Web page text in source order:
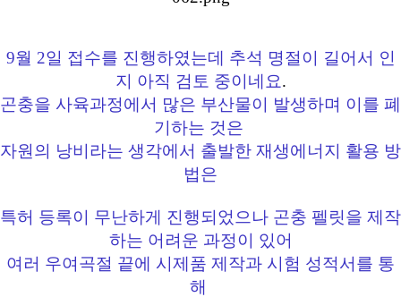
9월 2일 접수를 진행하였는데 추석 명절이 길어서 인
지 아직 검토 중이네요.
곤충을 사육과정에서 많은 부산물이 발생하며 이를 폐
기하는 것은
자원의 낭비라는 생각에서 출발한 재생에너지 활용 방
법은
특허 등록이 무난하게 진행되었으나 곤충 펠릿을 제작
하는 어려운 과정이 있어
여러 우여곡절 끝에 시제품 제작과 시험 성적서를 통
해